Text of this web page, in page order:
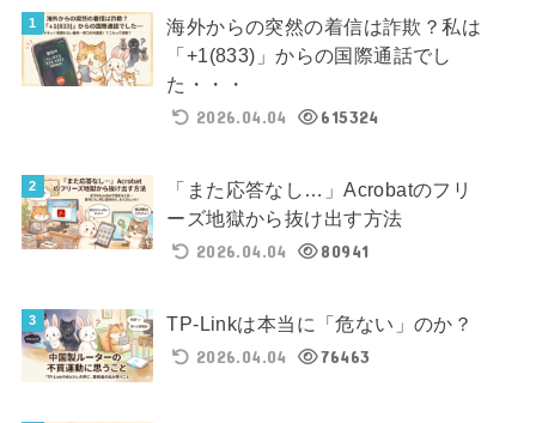
海外からの突然の着信は詐欺？私は
「+1(833)」からの国際通話でし
た・・・
2026.04.04
615324
「また応答なし…」Acrobatのフリ
ーズ地獄から抜け出す方法
2026.04.04
80941
TP-Linkは本当に「危ない」のか？
2026.04.04
76463